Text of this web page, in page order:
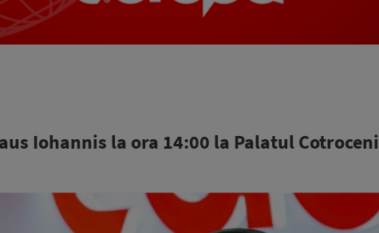
Iohannis la ora 14:00 la Palatul Cotroceni